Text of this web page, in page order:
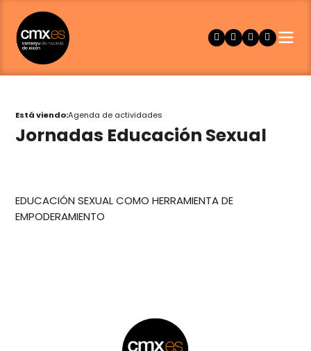
Está viendo:Agenda de actividades
Jornadas Educación Sexual
EDUCACIÓN SEXUAL COMO HERRAMIENTA DE
EMPODERAMIENTO